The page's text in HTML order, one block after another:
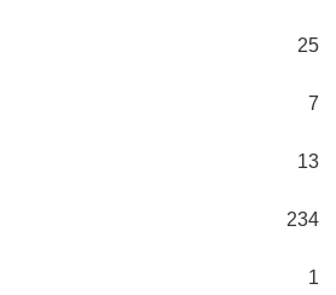
25
7
13
234
1